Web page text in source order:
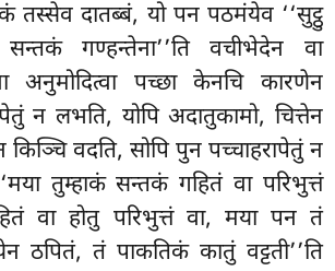
तस्सेव दातब्बं, यो पन पठमंयेव ‘‘सुट्ठु
गण्हन्तेना’’ति वचीभेदेन वा
वा अनुमोदित्वा पच्छा केनचि कारणेन
न लभति, योपि अदातुकामो, चित्तेन
वदति, सोपि पुन पच्चाहरापेतुं न
तुम्हाकं सन्तकं गहितं वा परिभुत्तं
वा होतु परिभुत्तं वा, मया पन तं
ठपितं, तं पाकतिकं कातुं वट्टती’’ति